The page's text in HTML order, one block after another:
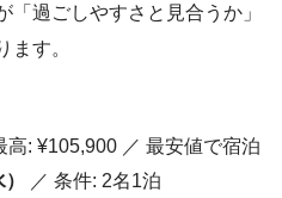
過ごしやすさと見合うか」
ます。
高: ¥105,900 ／ 最安値で宿泊
／ 条件: 2名1泊